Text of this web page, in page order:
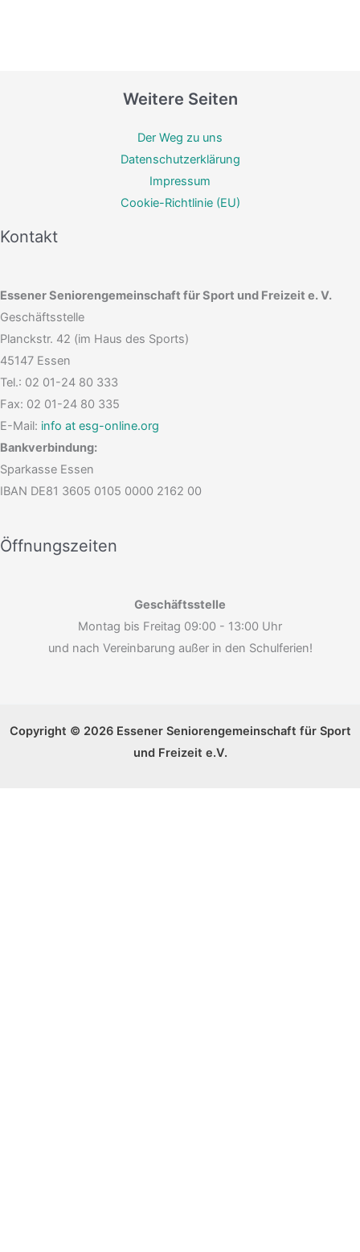
Weitere Seiten
Der Weg zu uns
Datenschutzerklärung
Impressum
Cookie-Richtlinie (EU)
Kontakt
Essener Seniorengemeinschaft für Sport und Freizeit e. V.
Geschäftsstelle
Planckstr. 42 (im Haus des Sports)
45147 Essen
Tel.: 02 01-24 80 333
Fax: 02 01-24 80 335
E-Mail: info at esg-online.org
Bankverbindung:
Sparkasse Essen
IBAN DE81 3605 0105 0000 2162 00
Öffnungszeiten
Geschäftsstelle
Montag bis Freitag 09:00 - 13:00 Uhr
und nach Vereinbarung außer in den Schulferien!
Copyright © 2026 Essener Seniorengemeinschaft für Sport
und Freizeit e.V.